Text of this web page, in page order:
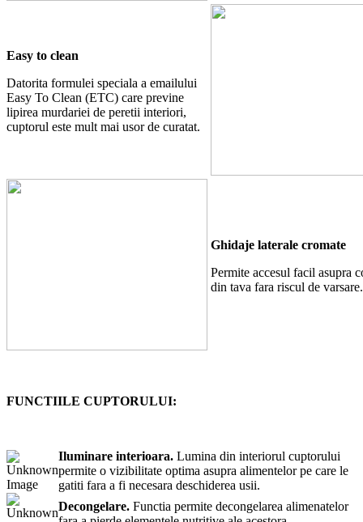
Easy to clean
Datorita formulei speciala a emailului
Easy To Clean (ETC) care previne
lipirea murdariei de peretii interiori,
cuptorul este mult mai usor de curatat.
Ghidaje laterale cromate
Permite accesul facil asupra
din tava fara riscul de varsare.
FUNCTIILE CUPTORULUI:
Iluminare interioara. Lumina din interiorul cuptorului
permite o vizibilitate optima asupra alimentelor pe care le
gatiti fara a fi necesara deschiderea usii.
Decongelare. Functia permite decongelarea alimenatelor